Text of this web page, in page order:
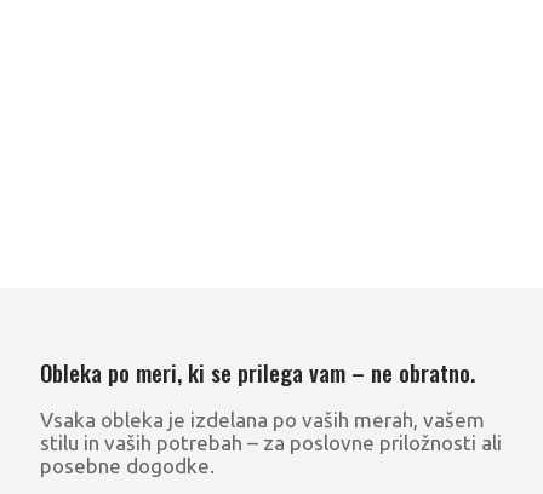
Obleka po meri, ki se prilega vam – ne obratno.
Vsaka obleka je izdelana po vaših merah, vašem
stilu in vaših potrebah – za poslovne priložnosti ali
posebne dogodke.